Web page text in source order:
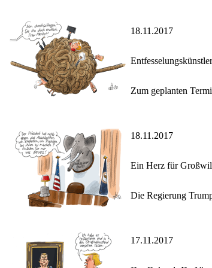
18.11.2017
Zum geplanten
18.11.2017
Ein Herz für
Die Regierung
17.11.2017